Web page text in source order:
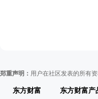
郑重声明： 用户在社区发表的所有
东方财富 东方财富产